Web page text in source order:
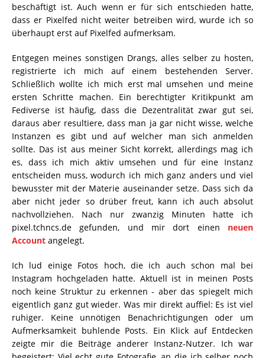
beschäftigt ist. Auch wenn er für sich entschieden hatte,
dass er Pixelfed nicht weiter betreiben wird, wurde ich so
überhaupt erst auf Pixelfed aufmerksam.
Entgegen meines sonstigen Drangs, alles selber zu hosten,
registrierte ich mich auf einem bestehenden Server.
Schließlich wollte ich mich erst mal umsehen und meine
ersten Schritte machen. Ein berechtigter Kritikpunkt am
Fediverse ist häufig, dass die Dezentralität zwar gut sei,
daraus aber resultiere, dass man ja gar nicht wisse, welche
Instanzen es gibt und auf welcher man sich anmelden
sollte. Das ist aus meiner Sicht korrekt, allerdings mag ich
es, dass ich mich aktiv umsehen und für eine Instanz
entscheiden muss, wodurch ich mich ganz anders und viel
bewusster mit der Materie auseinander setze. Dass sich da
aber nicht jeder so drüber freut, kann ich auch absolut
nachvollziehen. Nach nur zwanzig Minuten hatte ich
pixel.tchncs.de gefunden, und mir dort einen neuen
Account angelegt.
Ich lud einige Fotos hoch, die ich auch schon mal bei
Instagram hochgeladen hatte. Aktuell ist in meinen Posts
noch keine Struktur zu erkennen - aber das spiegelt mich
eigentlich ganz gut wieder. Was mir direkt auffiel: Es ist viel
ruhiger. Keine unnötigen Benachrichtigungen oder um
Aufmerksamkeit buhlende Posts. Ein Klick auf Entdecken
zeigte mir die Beiträge anderer Instanz-Nutzer. Ich war